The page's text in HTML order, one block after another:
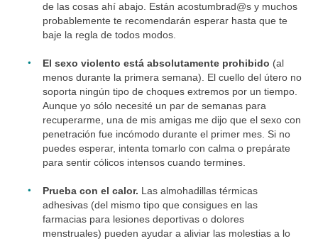
de las cosas ahí abajo. Están acostumbrad@s y muchos
probablemente te recomendarán esperar hasta que te
baje la regla de todos modos.
El sexo violento está absolutamente prohibido (al
menos durante la primera semana). El cuello del útero no
soporta ningún tipo de choques extremos por un tiempo.
Aunque yo sólo necesité un par de semanas para
recuperarme, una de mis amigas me dijo que el sexo con
penetración fue incómodo durante el primer mes. Si no
puedes esperar, intenta tomarlo con calma o prepárate
para sentir cólicos intensos cuando termines.
Prueba con el calor. Las almohadillas térmicas
adhesivas (del mismo tipo que consigues en las
farmacias para lesiones deportivas o dolores
menstruales) pueden ayudar a aliviar las molestias a lo